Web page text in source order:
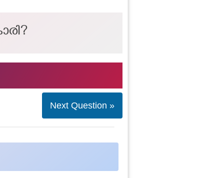
Next Question »